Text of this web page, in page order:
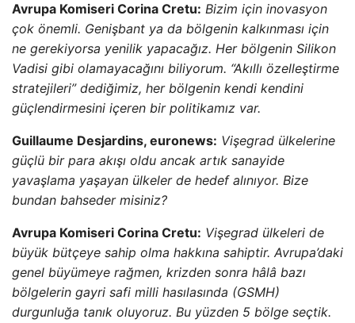
Avrupa Komiseri Corina Cretu: Bizim için inovasyon
çok önemli. Genişbant ya da bölgenin kalkınması için
ne gerekiyorsa yenilik yapacağız. Her bölgenin Silikon
Vadisi gibi olamayacağını biliyorum. “Akıllı özelleştirme
stratejileri” dediğimiz, her bölgenin kendi kendini
güçlendirmesini içeren bir politikamız var.
Guillaume Desjardins, euronews: Vişegrad ülkelerine
güçlü bir para akışı oldu ancak artık sanayide
yavaşlama yaşayan ülkeler de hedef alınıyor. Bize
bundan bahseder misiniz?
Avrupa Komiseri Corina Cretu: Vişegrad ülkeleri de
büyük bütçeye sahip olma hakkına sahiptir. Avrupa’daki
genel büyümeye rağmen, krizden sonra hâlâ bazı
bölgelerin gayri safi milli hasılasında (GSMH)
durgunluğa tanık oluyoruz. Bu yüzden 5 bölge seçtik.